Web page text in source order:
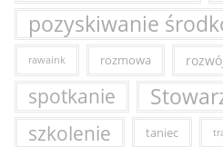
pozyskiwanie
rawaink rozmowa
spotkanie
szkolenie taniec